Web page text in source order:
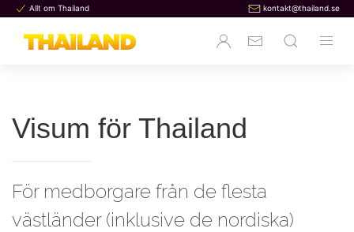
Allt om Thailand kontakt@thailand.se
Visum för Thailand
För medborgare från de flesta
västländer (inklusive de nordiska)